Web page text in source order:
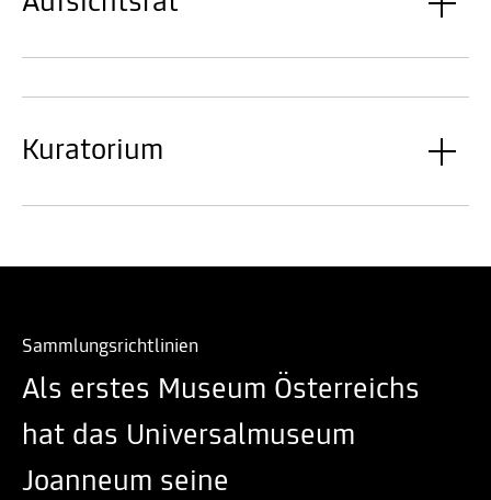
Kuratorium
Sammlungsrichtlinien
Als erstes Museum Österreichs
hat das Universalmuseum
Joanneum seine